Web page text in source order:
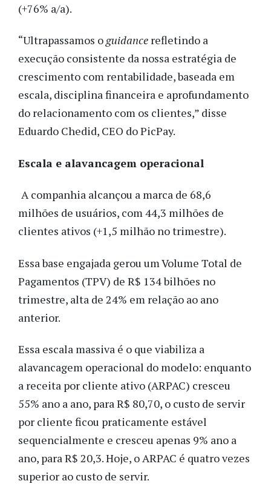
(+76% a/a).
“Ultrapassamos o guidance refletindo a
execução consistente da nossa estratégia de
crescimento com rentabilidade, baseada em
escala, disciplina financeira e aprofundamento
do relacionamento com os clientes,” disse
Eduardo Chedid, CEO do PicPay.
Escala e alavancagem operacional
A companhia alcançou a marca de 68,6
milhões de usuários, com 44,3 milhões de
clientes ativos (+1,5 milhão no trimestre).
Essa base engajada gerou um Volume Total de
Pagamentos (TPV) de R$ 134 bilhões no
trimestre, alta de 24% em relação ao ano
anterior.
Essa escala massiva é o que viabiliza a
alavancagem operacional do modelo: enquanto
a receita por cliente ativo (ARPAC) cresceu
55% ano a ano, para R$ 80,70, o custo de servir
por cliente ficou praticamente estável
sequencialmente e cresceu apenas 9% ano a
ano, para R$ 20,3. Hoje, o ARPAC é quatro vezes
superior ao custo de servir.